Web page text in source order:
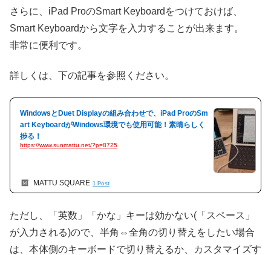
さらに、iPad ProのSmart Keyboardをつけておけば、
Smart Keyboardから文字を入力することが出来ます。
非常に便利です。
詳しくは、下の記事を参照ください。
WindowsとDuet Displayの組み合わせで、iPad ProのSm
art KeyboardがWindows環境でも使用可能！素晴らしく
捗る！
https://www.sunmattu.net/?p=8725
MATTU SQUARE 1 Post
ただし、「英数」「かな」キーは効かない(「スペース」
が入力される)ので、半角⇔全角の切り替えをしたい場合
は、本体側のキーボードで切り替えるか、カスタマイズす